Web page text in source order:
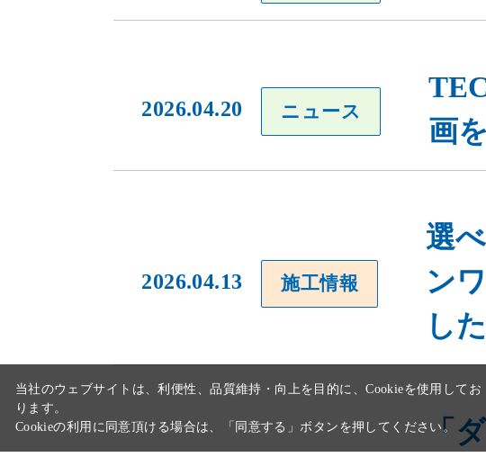
2026.04.20 ニュース
画
2026.04.13 施工情報
選
ン
した
「
当社のウェブサイトは、利便性、品質維持・向上を目的に、Cookieを使用してお
ります。
Cookieの利用に同意頂ける場合は、「同意する」ボタンを押してください。